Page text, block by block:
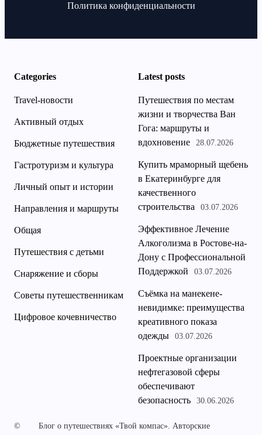
Политика конфиденциальности
Categories
Travel-новости
Активный отдых
Бюджетные путешествия
Гастротуризм и культура
Личный опыт и истории
Направления и маршруты
Общая
Путешествия с детьми
Снаряжение и сборы
Советы путешественникам
Цифровое кочевничество
Latest posts
Путешествия по местам
жизни и творчества Ван
Гога: маршруты и
вдохновение
28.07.2026
Купить мраморный щебень
в Екатеринбурге для
качественного
строительства
03.07.2026
Эффективное Лечение
Алкоголизма в Ростове-на-
Дону с Профессиональной
Поддержкой
03.07.2026
Съёмка на манекене-
невидимке: преимущества
креативного показа
одежды
03.07.2026
Проектные организации
нефтегазовой сферы
обеспечивают
безопасность
30.06.2026
© Блог о путешествиях «Твой компас». Авторские